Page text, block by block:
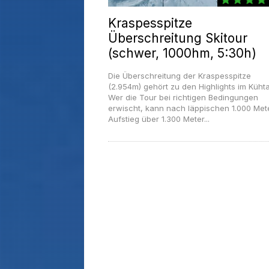
Kraspesspitze
Überschreitung Skitour
(schwer, 1000hm, 5:30h)
Die Überschreitung der Kraspesspitze
(2.954m) gehört zu den Highlights im
Wer die Tour bei richtigen Bedingungen
erwischt, kann nach läppischen 1.000
Aufstieg über 1.300 Meter...